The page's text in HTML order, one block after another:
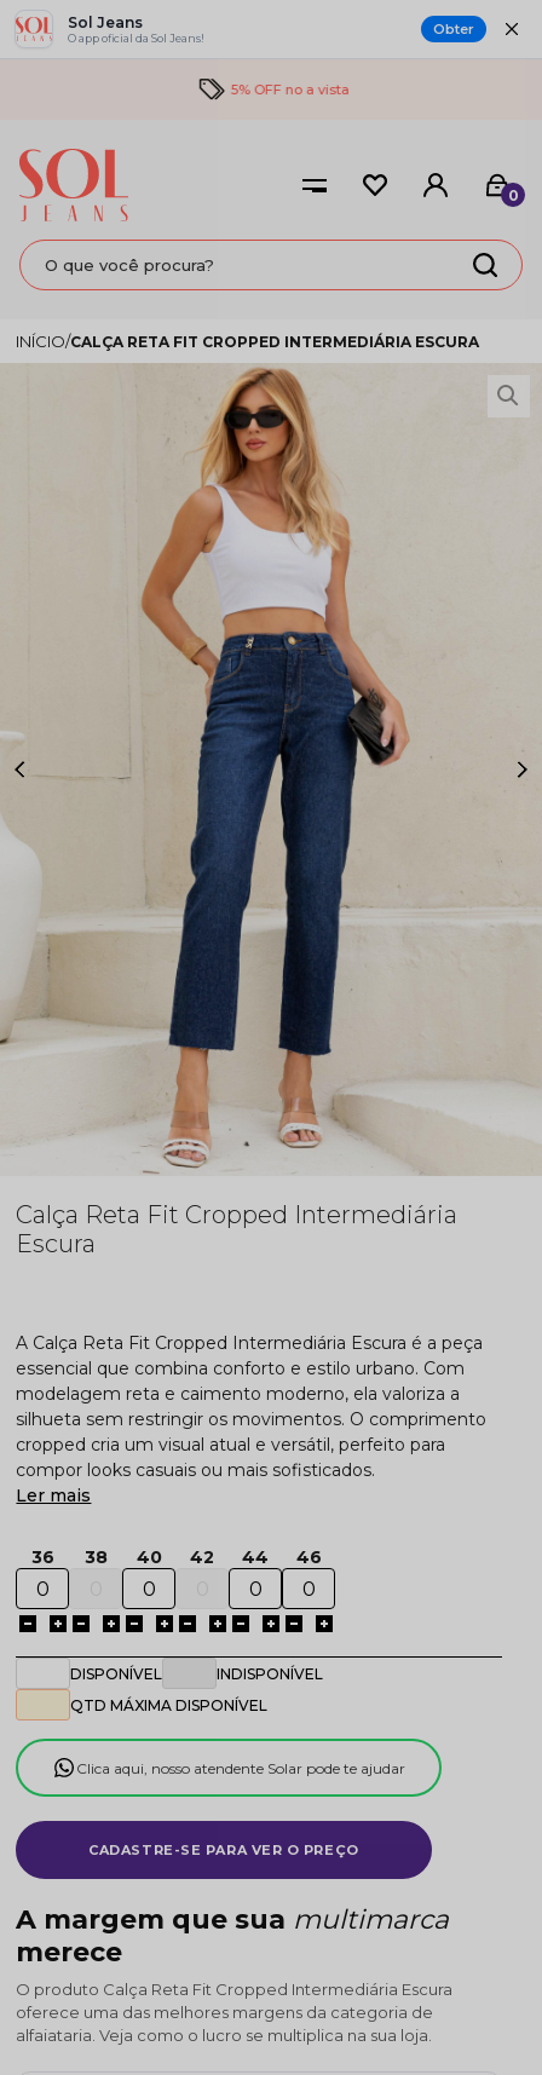
Sol Jeans
O app oficial da Sol Jeans! Obter
5% OFF no a vista
0
CALÇA RETA FIT CROPPED INTERMEDIÁRIA ESCURA
Calça Reta Fit Cropped Intermediária
Escura
CADASTRE-SE PARA VER O PREÇO
A Calça Reta Fit Cropped Intermediária Escura é a peça
essencial que combina conforto e estilo urbano. Com
modelagem reta e caimento moderno, ela valoriza a
silhueta sem restringir os movimentos. O comprimento
cropped cria um visual atual e versátil, perfeito para
compor looks casuais ou mais sofisticados.
Ler mais
36 38 40 42 44 46
DISPONÍVEL
INDISPONÍVEL
QTD MÁXIMA DISPONÍVEL
Clica aqui, nosso atendente Solar pode te ajudar
A margem que sua multimarca
merece
O produto Calça Reta Fit Cropped Intermediária Escura
oferece uma das melhores margens da categoria de
alfaiataria. Veja como o lucro se multiplica na sua loja.